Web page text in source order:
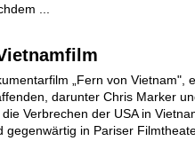
...
„Fern von Vietnam",
darunter Chris Marker
Verbrechen der USA in
gegenwärtig in Pariser